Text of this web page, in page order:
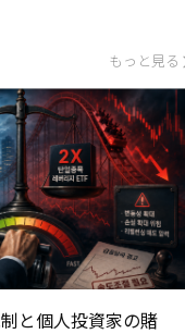
もっと見る
と個人投資家の賭